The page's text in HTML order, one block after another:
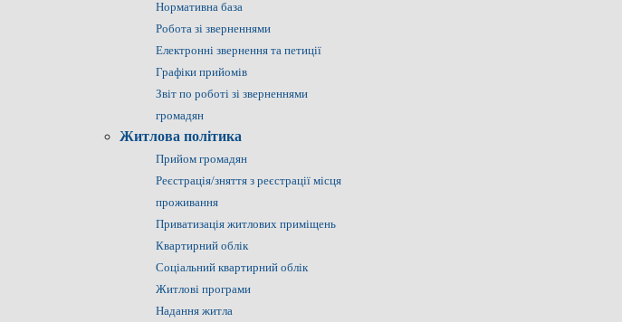
Нормативна база
Робота зі зверненнями
Електронні звернення та петиції
Графіки прийомів
Звіт по роботі зі зверненнями
громадян
Житлова політика
Прийом громадян
Реєстрація/зняття з реєстрації місця
проживання
Приватизація житлових приміщень
Квартирний облік
Соціальний квартирний облік
Житлові програми
Надання житла